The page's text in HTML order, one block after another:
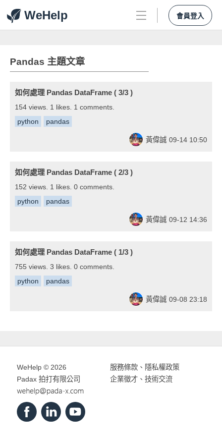
WeHelp 會員登入
Pandas 主題文章
如何處理 Pandas DataFrame ( 3/3 )
154 views. 1 likes. 1 comments.
python
pandas
黃偉誠 09-14 10:50
如何處理 Pandas DataFrame ( 2/3 )
152 views. 1 likes. 0 comments.
python
pandas
黃偉誠 09-12 14:36
如何處理 Pandas DataFrame ( 1/3 )
755 views. 3 likes. 0 comments.
python
pandas
黃偉誠 09-08 23:18
WeHelp © 2026
Padax 拍打有限公司
服務條款、 隱私權政策
企業徵才、技術交流